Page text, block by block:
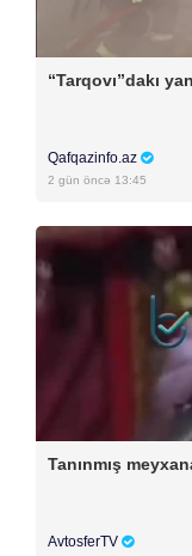
“Tarqovı”dakı
Qafqazinfo.az
2 gün öncə 13:45
Tanınmış
AvtosferTV